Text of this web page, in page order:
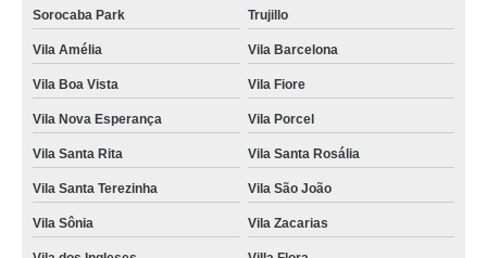
preço de amolar alicate Granja Olga
amolar alicate perto de mim valores Jardim Carandá
amolar alicate perto de mim preços Mairinque
amolar alicate de corte preços Ipiranga
amolar alicate na hora valores Araçoiaba da Serra
Sorocaba Park Trujillo
Vila Amélia Vila Barcelona
Vila Boa Vista Vila Fiore
Vila Nova Esperança Vila Porcel
Vila Santa Rita Vila Santa Rosália
Vila Santa Terezinha Vila São João
Vila Sônia Vila Zacarias